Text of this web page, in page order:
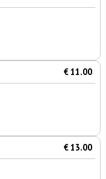
€ 11.00
€ 13.00